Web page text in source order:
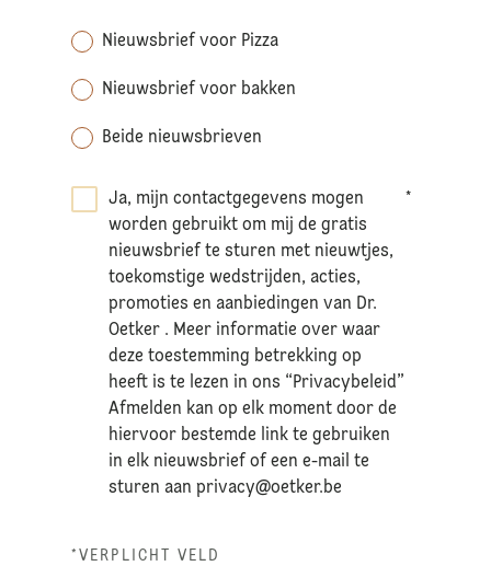
Nieuwsbrief voor Pizza
Nieuwsbrief voor bakken
Beide nieuwsbrieven
Ja, mijn contactgegevens mogen
worden gebruikt om mij de gratis
nieuwsbrief te sturen met nieuwtjes,
toekomstige wedstrijden, acties,
promoties en aanbiedingen van Dr.
Oetker . Meer informatie over waar
deze toestemming betrekking op
heeft is te lezen in ons “Privacybeleid”
Afmelden kan op elk moment door de
hiervoor bestemde link te gebruiken
in elk nieuwsbrief of een e-mail te
sturen aanprivacy@oetker.be
*
*VERPLICHT VELD